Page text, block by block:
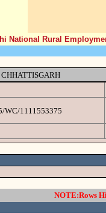
National Rural
CHHATTISGARH
WC/1111553375
NOTE:Rows